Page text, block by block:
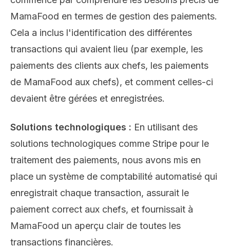
MamaFood en termes de gestion des paiements.
Cela a inclus l'identification des différentes
transactions qui avaient lieu (par exemple, les
paiements des clients aux chefs, les paiements
de MamaFood aux chefs), et comment celles-ci
devaient être gérées et enregistrées.
Solutions technologiques : En utilisant des
solutions technologiques comme Stripe pour le
traitement des paiements, nous avons mis en
place un système de comptabilité automatisé qui
enregistrait chaque transaction, assurait le
paiement correct aux chefs, et fournissait à
MamaFood un aperçu clair de toutes les
transactions financières.